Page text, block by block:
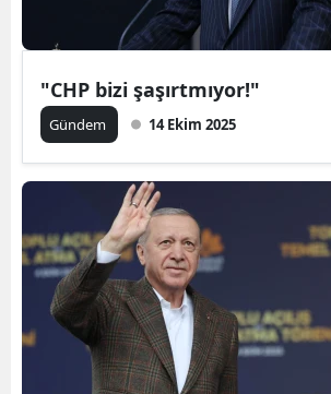
"CHP bizi şaşırtmıyor!"
Gündem 14 Ekim 2025